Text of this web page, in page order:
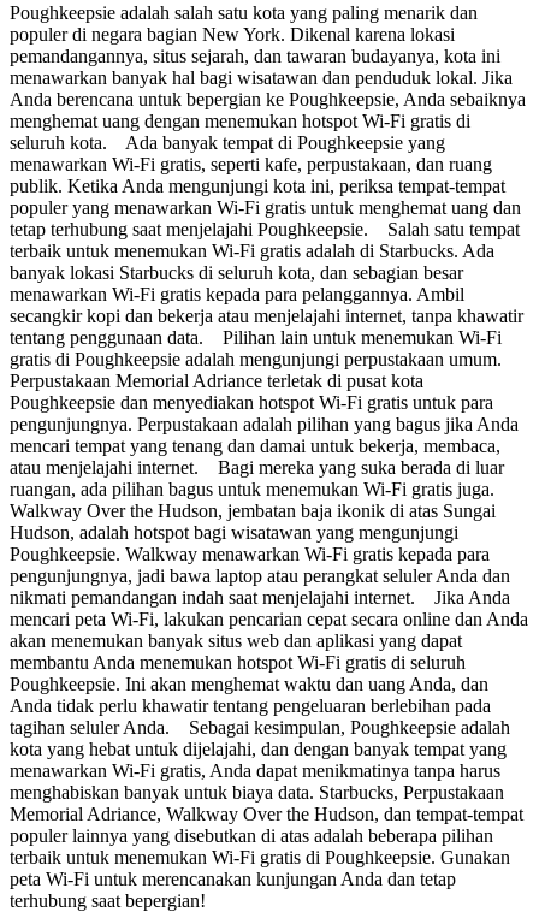
Poughkeepsie adalah salah satu kota yang paling menarik dan
populer di negara bagian New York. Dikenal karena lokasi
pemandangannya, situs sejarah, dan tawaran budayanya, kota ini
menawarkan banyak hal bagi wisatawan dan penduduk lokal. Jika
Anda berencana untuk bepergian ke Poughkeepsie, Anda sebaiknya
menghemat uang dengan menemukan hotspot Wi-Fi gratis di
seluruh kota. Ada banyak tempat di Poughkeepsie yang
menawarkan Wi-Fi gratis, seperti kafe, perpustakaan, dan ruang
publik. Ketika Anda mengunjungi kota ini, periksa tempat-tempat
populer yang menawarkan Wi-Fi gratis untuk menghemat uang dan
tetap terhubung saat menjelajahi Poughkeepsie. Salah satu tempat
terbaik untuk menemukan Wi-Fi gratis adalah di Starbucks. Ada
banyak lokasi Starbucks di seluruh kota, dan sebagian besar
menawarkan Wi-Fi gratis kepada para pelanggannya. Ambil
secangkir kopi dan bekerja atau menjelajahi internet, tanpa khawatir
tentang penggunaan data. Pilihan lain untuk menemukan Wi-Fi
gratis di Poughkeepsie adalah mengunjungi perpustakaan umum.
Perpustakaan Memorial Adriance terletak di pusat kota
Poughkeepsie dan menyediakan hotspot Wi-Fi gratis untuk para
pengunjungnya. Perpustakaan adalah pilihan yang bagus jika Anda
mencari tempat yang tenang dan damai untuk bekerja, membaca,
atau menjelajahi internet. Bagi mereka yang suka berada di luar
ruangan, ada pilihan bagus untuk menemukan Wi-Fi gratis juga.
Walkway Over the Hudson, jembatan baja ikonik di atas Sungai
Hudson, adalah hotspot bagi wisatawan yang mengunjungi
Poughkeepsie. Walkway menawarkan Wi-Fi gratis kepada para
pengunjungnya, jadi bawa laptop atau perangkat seluler Anda dan
nikmati pemandangan indah saat menjelajahi internet. Jika Anda
mencari peta Wi-Fi, lakukan pencarian cepat secara online dan Anda
akan menemukan banyak situs web dan aplikasi yang dapat
membantu Anda menemukan hotspot Wi-Fi gratis di seluruh
Poughkeepsie. Ini akan menghemat waktu dan uang Anda, dan
Anda tidak perlu khawatir tentang pengeluaran berlebihan pada
tagihan seluler Anda. Sebagai kesimpulan, Poughkeepsie adalah
kota yang hebat untuk dijelajahi, dan dengan banyak tempat yang
menawarkan Wi-Fi gratis, Anda dapat menikmatinya tanpa harus
menghabiskan banyak untuk biaya data. Starbucks, Perpustakaan
Memorial Adriance, Walkway Over the Hudson, dan tempat-tempat
populer lainnya yang disebutkan di atas adalah beberapa pilihan
terbaik untuk menemukan Wi-Fi gratis di Poughkeepsie. Gunakan
peta Wi-Fi untuk merencanakan kunjungan Anda dan tetap
terhubung saat bepergian!